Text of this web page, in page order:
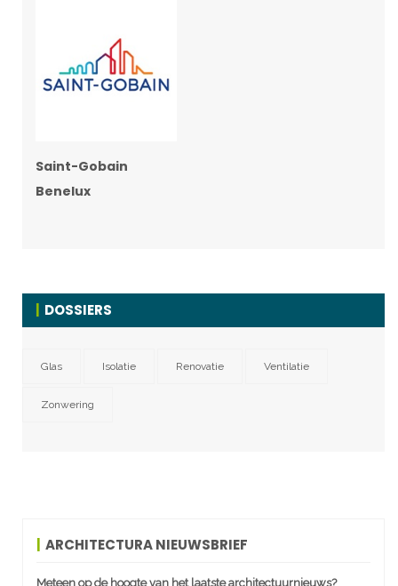
Saint-Gobain
Benelux
DOSSIERS
Glas Isolatie Renovatie Ventilatie
Zonwering
ARCHITECTURA NIEUWSBRIEF
Meteen op de hoogte van het laatste architectuurnieuws?